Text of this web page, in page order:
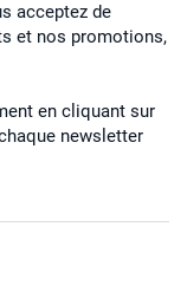
acceptez de
et nos promotions,
en cliquant sur
newsletter